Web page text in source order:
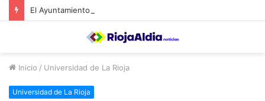
Inicio / Universidad de La Rioja
Universidad de La Rioja